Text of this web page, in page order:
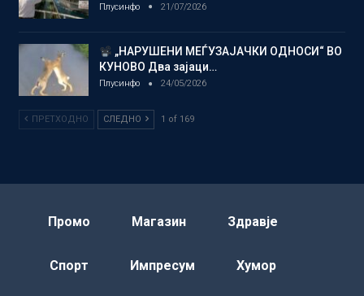
Плусинфо 21/07/2026
„НАРУШЕНИ МЕЃУЗАЈАЧКИ ОДНОСИ“ ВО
КУНОВО Два зајаци…
Плусинфо 24/05/2026
ПРЕТХОДНО СЛЕДНО 1 of 169
Промо Магазин Здравје
Спорт Импресум Хумор